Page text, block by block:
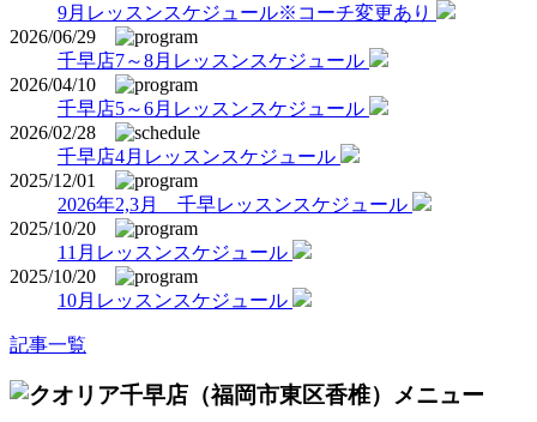
9月レッスンスケジュール※コーチ変更あり
2026/06/29
千早店7～8月レッスンスケジュール
2026/04/10
千早店5～6月レッスンスケジュール
2026/02/28
千早店4月レッスンスケジュール
2025/12/01
2026年2,3月 千早レッスンスケジュール
2025/10/20
11月レッスンスケジュール
2025/10/20
10月レッスンスケジュール
記事一覧